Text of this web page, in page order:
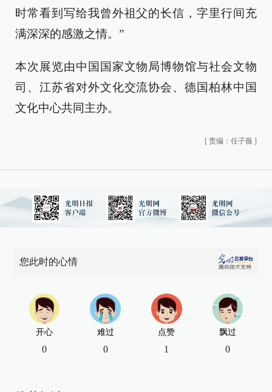
时常看到写给我曾外祖父的长信，字里行间充
满深深的感激之情。”
本次展览由中国国家文物局博物馆与社会文物
司、江苏省对外文化交流协会、德国柏林中国
文化中心共同主办。
[ 责编：任子薇 ]
您此时的心情
开心
0
难过
0
点赞
1
飘过
0